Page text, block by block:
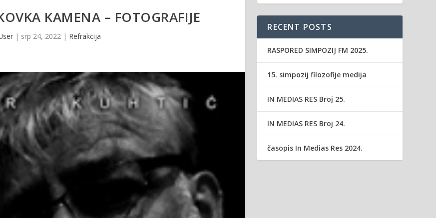
KAMENA – FOTOGRAFIJE
| srp 24, 2022 | Refrakcija
RECENT POSTS
RASPORED SIMPOZIJ FM 2025.
15. simpozij filozofije medija
IN MEDIAS RES Broj 25.
IN MEDIAS RES Broj 24.
časopis In Medias Res 2024.